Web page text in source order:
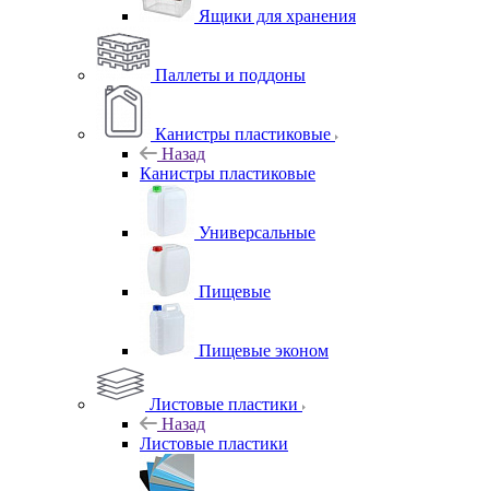
Ящики для хранения
Паллеты и поддоны
Канистры пластиковые
Назад
Канистры пластиковые
Универсальные
Пищевые
Пищевые эконом
Листовые пластики
Назад
Листовые пластики